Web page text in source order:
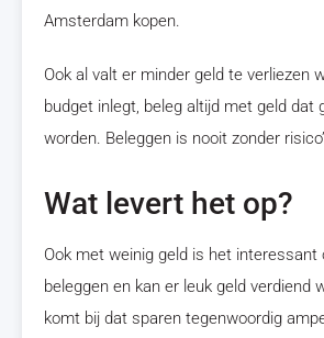
Amsterdam kopen.
Ook al valt er minder geld te verliezen
budget inlegt, beleg altijd met geld dat
worden. Beleggen is nooit zonder
Wat levert het op?
Ook met weinig geld is het interessant
beleggen en kan er leuk geld verdiend
komt bij dat sparen tegenwoordig